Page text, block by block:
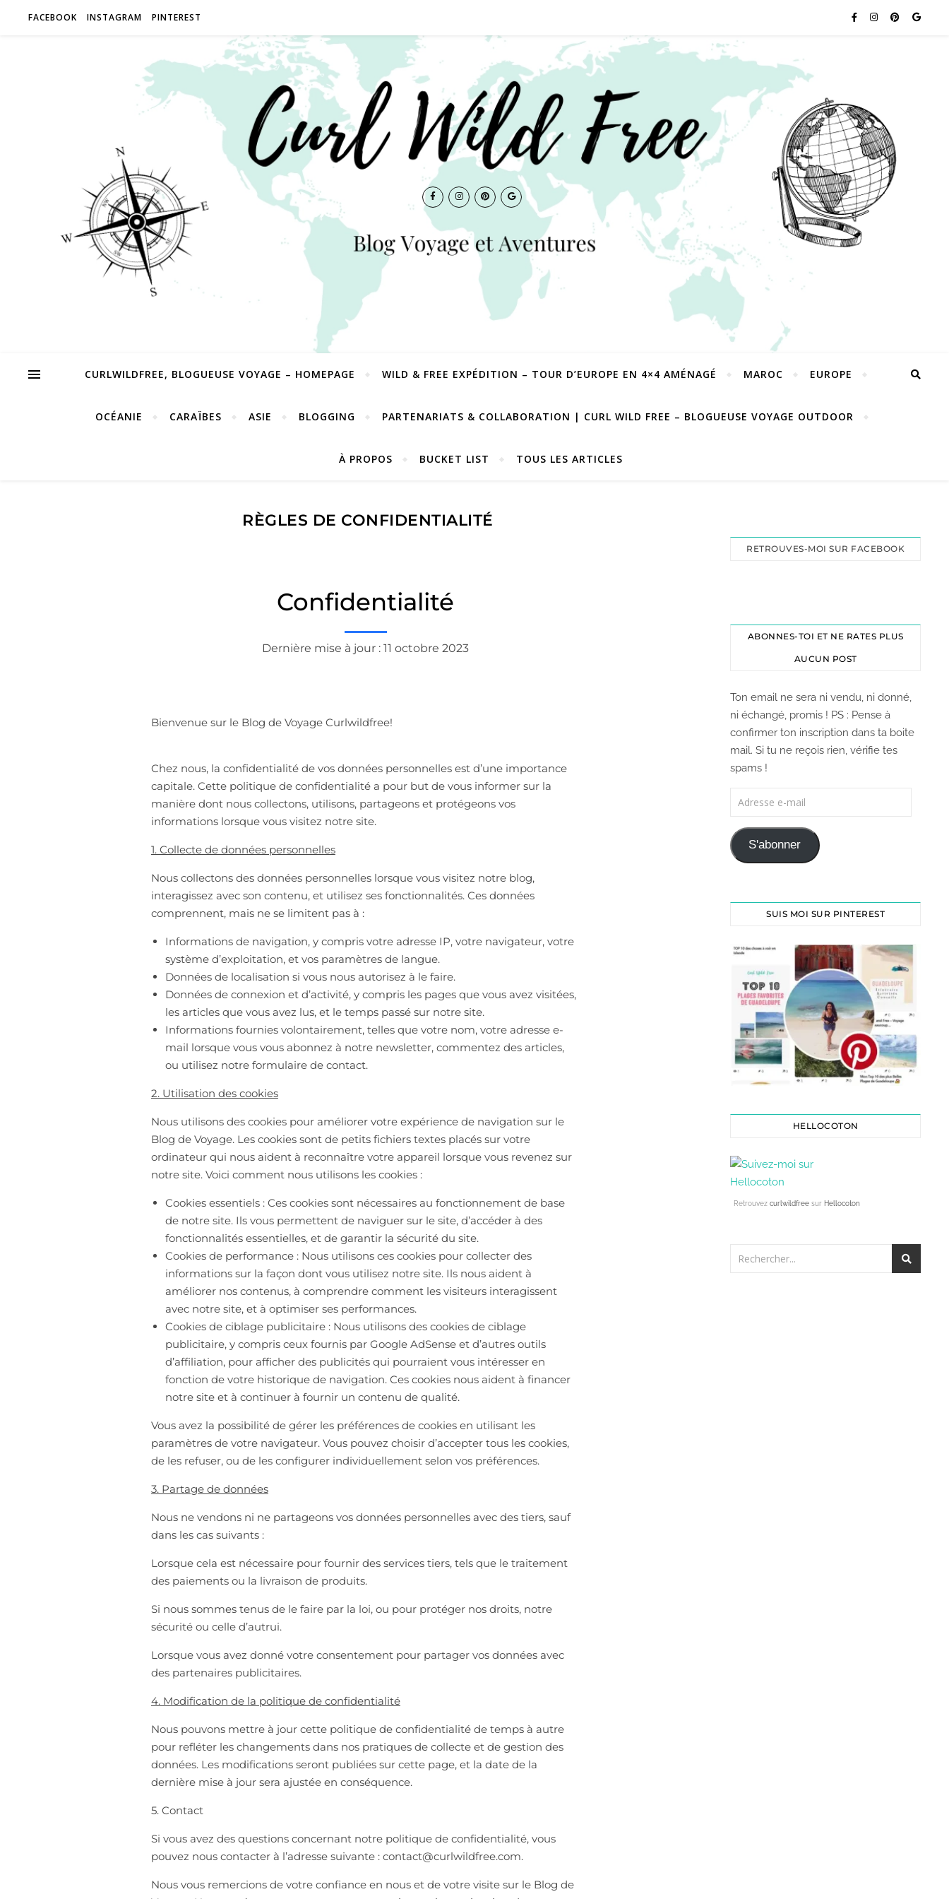
FACEBOOK INSTAGRAM PINTEREST
CURLWILDFREE, BLOGUEUSE VOYAGE – HOMEPAGE WILD & FREE EXPÉDITION – TOUR D’EUROPE EN 4×4 AMÉNAGÉ MAROC EUROPE
OCÉANIE CARAÏBES ASIE BLOGGING PARTENARIATS & COLLABORATION | CURL WILD FREE – BLOGUEUSE VOYAGE OUTDOOR
À PROPOS BUCKET LIST TOUS LES ARTICLES
RÈGLES DE CONFIDENTIALITÉ
Confidentialité
Dernière mise à jour : 11 octobre 2023
Bienvenue sur le Blog de Voyage Curlwildfree!
Chez nous, la confidentialité de vos données personnelles est d’une importance
capitale. Cette politique de confidentialité a pour but de vous informer sur la
manière dont nous collectons, utilisons, partageons et protégeons vos
informations lorsque vous visitez notre site.
1. Collecte de données personnelles
Nous collectons des données personnelles lorsque vous visitez notre blog,
interagissez avec son contenu, et utilisez ses fonctionnalités. Ces données
comprennent, mais ne se limitent pas à :
Informations de navigation, y compris votre adresse IP, votre navigateur, votre
système d’exploitation, et vos paramètres de langue.
Données de localisation si vous nous autorisez à le faire.
Données de connexion et d’activité, y compris les pages que vous avez visitées,
les articles que vous avez lus, et le temps passé sur notre site.
Informations fournies volontairement, telles que votre nom, votre adresse e-
mail lorsque vous vous abonnez à notre newsletter, commentez des articles,
ou utilisez notre formulaire de contact.
2. Utilisation des cookies
Nous utilisons des cookies pour améliorer votre expérience de navigation sur le
Blog de Voyage. Les cookies sont de petits fichiers textes placés sur votre
ordinateur qui nous aident à reconnaître votre appareil lorsque vous revenez sur
notre site. Voici comment nous utilisons les cookies :
Cookies essentiels : Ces cookies sont nécessaires au fonctionnement de base
de notre site. Ils vous permettent de naviguer sur le site, d’accéder à des
fonctionnalités essentielles, et de garantir la sécurité du site.
Cookies de performance : Nous utilisons ces cookies pour collecter des
informations sur la façon dont vous utilisez notre site. Ils nous aident à
améliorer nos contenus, à comprendre comment les visiteurs interagissent
avec notre site, et à optimiser ses performances.
Cookies de ciblage publicitaire : Nous utilisons des cookies de ciblage
publicitaire, y compris ceux fournis par Google AdSense et d’autres outils
d’affiliation, pour afficher des publicités qui pourraient vous intéresser en
fonction de votre historique de navigation. Ces cookies nous aident à financer
notre site et à continuer à fournir un contenu de qualité.
Vous avez la possibilité de gérer les préférences de cookies en utilisant les
paramètres de votre navigateur. Vous pouvez choisir d’accepter tous les cookies,
de les refuser, ou de les configurer individuellement selon vos préférences.
3. Partage de données
Nous ne vendons ni ne partageons vos données personnelles avec des tiers, sauf
dans les cas suivants :
Lorsque cela est nécessaire pour fournir des services tiers, tels que le traitement
des paiements ou la livraison de produits.
Si nous sommes tenus de le faire par la loi, ou pour protéger nos droits, notre
sécurité ou celle d’autrui.
Lorsque vous avez donné votre consentement pour partager vos données avec
des partenaires publicitaires.
4. Modification de la politique de confidentialité
Nous pouvons mettre à jour cette politique de confidentialité de temps à autre
pour refléter les changements dans nos pratiques de collecte et de gestion des
données. Les modifications seront publiées sur cette page, et la date de la
dernière mise à jour sera ajustée en conséquence.
5. Contact
Si vous avez des questions concernant notre politique de confidentialité, vous
pouvez nous contacter à l’adresse suivante : contact@curlwildfree.com.
Nous vous remercions de votre confiance en nous et de votre visite sur le Blog de
RETROUVES-MOI SUR FACEBOOK
ABONNES-TOI ET NE RATES PLUS
AUCUN POST
Ton email ne sera ni vendu, ni donné,
ni échangé, promis ! PS : Pense à
confirmer ton inscription dans ta boite
mail. Si tu ne reçois rien, vérifie tes
spams !
S'abonner
SUIS MOI SUR PINTEREST
HELLOCOTON
Retrouvez curlwildfree sur Hellocoton